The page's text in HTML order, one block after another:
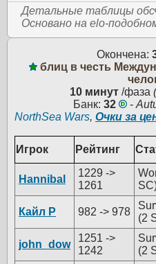
Детальные таблицы
Основано на elo-
Окончена:
блиц в честь
10 минут /фаза
Банк: 32 -
NorthSea Wars, Очки за
Игрок Рейтинг
Hannibal
1229 ->
1261
Кайл Р 982 -> 978
(2
john_dow
1251 ->
1242
(2